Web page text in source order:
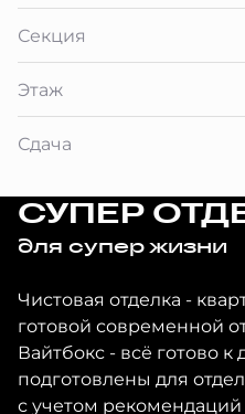
Секция
Этаж
Сдача
СУПЕР
для супер жизни
Чистовая отделка -
готовой современной
Вайтбокс - всё готово
подготовлены для
с учетом